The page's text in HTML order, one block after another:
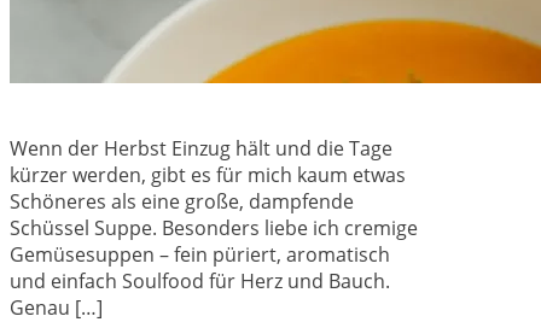
Wenn der Herbst Einzug hält und die Tage
kürzer werden, gibt es für mich kaum etwas
Schöneres als eine große, dampfende
Schüssel Suppe. Besonders liebe ich cremige
Gemüsesuppen – fein püriert, aromatisch
und einfach Soulfood für Herz und Bauch.
Genau […]